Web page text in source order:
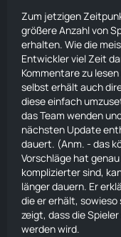
Zum jetzigen
größere Anzahl von
erhalten. Wie die
Entwickler viel Zeit
Kommentare zu
selbst erhält auch
diese einfach
das Team wenden
nächsten Update
dauert. (Anm. - das
Vorschläge hat
komplizierter sind,
länger dauern. Er
die er erhält, sowieso
zeigt, dass die
werden wird.